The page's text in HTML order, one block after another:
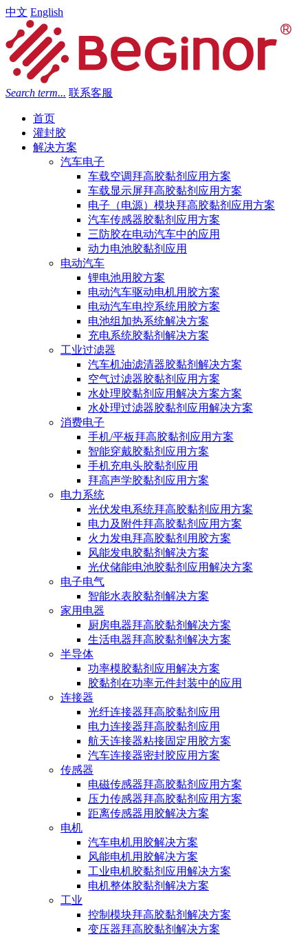
中文 English
Search term... 联系客服
首页
灌封胶
解决方案
汽车电子
车载空调拜高胶黏剂应用方案
车载显示屏拜高胶黏剂应用方案
电子（电源）模块拜高胶黏剂应用方案
汽车传感器胶黏剂应用方案
三防胶在电动汽车中的应用
动力电池胶黏剂应用
电动汽车
锂电池用胶方案
电动汽车驱动电机用胶方案
电动汽车电控系统用胶方案
电池组加热系统解决方案
充电系统胶黏剂解决方案
工业过滤器
汽车机油滤清器胶黏剂解决方案
空气过滤器胶黏剂应用方案
水处理胶黏剂应用解决方案方案
水处理过滤器胶黏剂应用解决方案
消费电子
手机/平板拜高胶黏剂应用方案
智能穿戴胶黏剂应用方案
手机充电头胶黏剂应用
拜高声学胶黏剂应用方案
电力系统
光伏发电系统拜高胶黏剂应用方案
电力及附件拜高胶黏剂应用方案
火力发电拜高胶黏剂用胶方案
风能发电胶黏剂解决方案
光伏储能电池胶黏剂应用解决方案
电子电气
智能水表胶黏剂解决方案
家用电器
厨房电器拜高胶黏剂解决方案
生活电器拜高胶黏剂解决方案
半导体
功率模胶黏剂应用解决方案
胶黏剂在功率元件封装中的应用
连接器
光纤连接器拜高胶黏剂应用
电力连接器拜高胶黏剂应用
航天连接器粘接固定用胶方案
汽车连接器密封胶应用方案
传感器
电磁传感器拜高胶黏剂应用方案
压力传感器拜高胶黏剂应用方案
距离传感器用胶解决方案
电机
汽车电机用胶解决方案
风能电机用胶解决方案
工业电机胶黏剂应用解决方案
电机整体胶黏剂解决方案
工业
控制模块拜高胶黏剂解决方案
变压器拜高胶黏剂解决方案